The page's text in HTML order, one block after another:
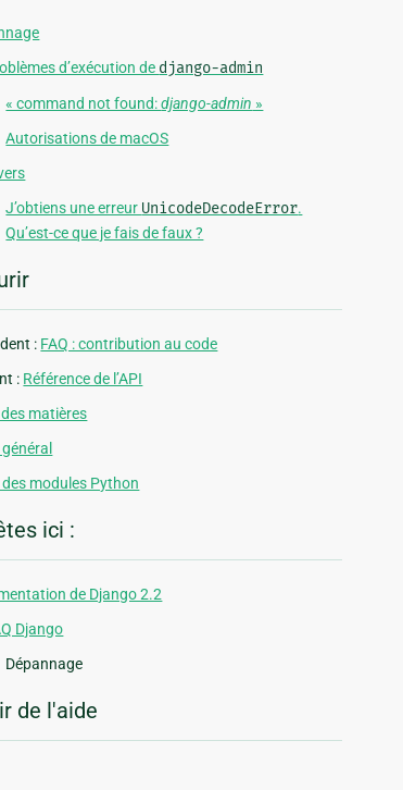
d’exécution de django-admin
« command not found:django-admin »
Autorisations de macOS
J’obtiens une erreur UnicodeDecodeError.
Qu’est-ce que je fais de faux ?
: FAQ : contribution au code
: Référence de l’API
matières
des modules Python
ici :
de Django 2.2
Django
Dépannage
de l'aide